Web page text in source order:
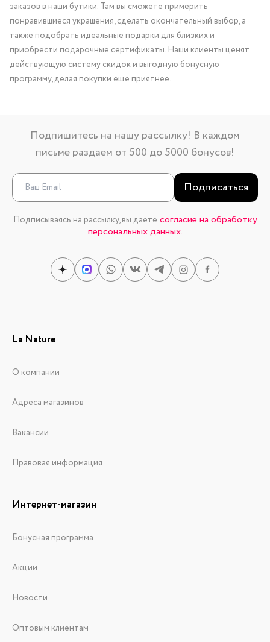
заказов в наши бутики. Там вы сможете примерить
понравившиеся украшения, сделать окончательный выбор, а
также подобрать идеальные подарки для близких и
приобрести подарочные сертификаты. Наши клиенты ценят
действующую систему скидок и выгодную бонусную
программу, делая покупки еще приятнее.
Подпишитесь на нашу рассылку! В каждом
письме раздаем от 500 до 5000 бонусов!
Подписаться
Подписываясь на рассылку, вы даете согласие на обработку
персональных данных.
La Nature
О компании
Адреса магазинов
Вакансии
Правовая информация
Интернет-магазин
Бонусная программа
Акции
Новости
Оптовым клиентам